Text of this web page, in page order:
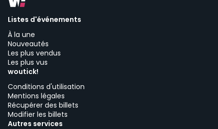
Listes d'événements
À la une
Nouveautés
Les plus vendus
Les plus vus
woutick!
Conditions d'utilisation
Mentions légales
Récupérer des billets
Modifier les billets
Autres services